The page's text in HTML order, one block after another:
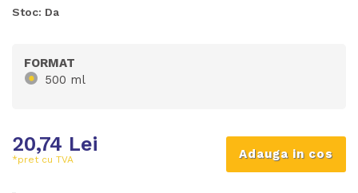
Stoc: Da
FORMAT
500 ml
20,74 Lei
*pret cu TVA